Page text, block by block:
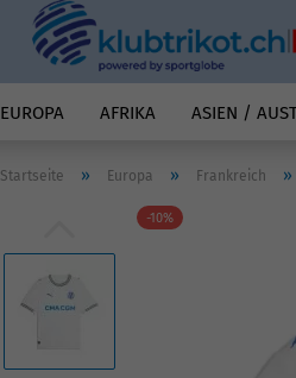
EUROPA AFRIKA ASIEN /
Startseite » Europa » Frankreich »
-10%